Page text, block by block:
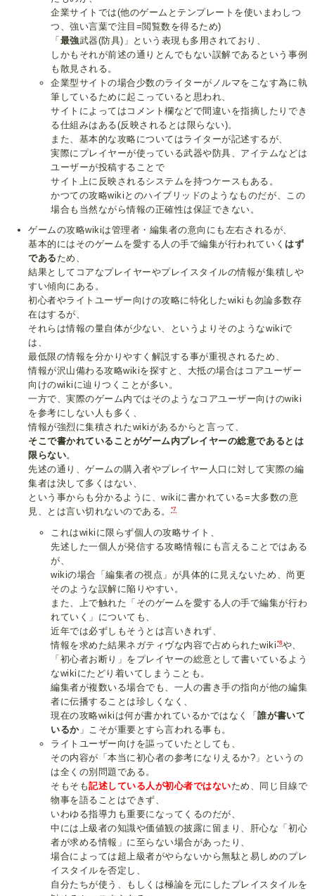
企業サイトでは(他のゲームとテンプレートを使いまわしつ
つ、強い言葉で注目=閲覧数を得るため)
「 最強武器(防具)」という表現も多用されており、
しかもそれが前述の通りとんでもない誤解であるという事例
も散見される。
企業型サイトの場合少数のライターがノルマをこなす為に執
筆しているために起こっていると思われ、
サイトによってはコメント欄などで間違いを指摘したりでき
る仕組みはある(反映されるとは限らない)。
また、基本的な攻略についてはライターが記述するが、
実際にプレイヤーが使っている武器や防具、アイテムなどは
ユーザーが投稿することで
サイト上に反映されるシステムを持つケースもある。
かつての攻略wikiとのハイブリッドのようなものだが、この
場合も当然ながら情報の正確性は保証できない。
ゲームの攻略wikiは管理者・編集者の意向にも左右されるが、
基本的にはそのゲームを愛する人の手で編集が行われていく はず
である ため、
結果としてコアなプレイヤーやプレイスタイルの情報が集積しや
すい傾向にある。
初心者やライトユーザー向けの攻略に特化したwikiも勿論多数存
在はするが、
それらは情報の量自体が少ない、というよりそのようなwikiで
は、
最低限の情報を分かりやすく解説する事が重視されるため、
情報が沢山備わる攻略wikiを探すと、大抵の場合はコアユーザー
向けのwikiに辿りつくことが多い。
一方で、実際のゲーム内ではそのようなコアユーザー向けのwiki
を参考にしない人も多く、
情報が強烈に集積されたwikiがあるからと言って、
そこで書かれていることがゲーム内プレイヤーの総意であるとは
限らない。
先述の通り、ゲームの購入者やプレイヤー人口に対して実際の編
集者は決して多くはない、
という事からも分かるように、wikiに書かれている=大多数の意
見、とは言い切れないのである。
*7
これはwikiに限らず個人の攻略サイト、
先述した一個人が発信する攻略情報にも言えることではある
が、
wikiの場合「編集者の視点」が具体的に見えないため、尚更
そのような誤解に陥りやすい。
また、上で触れた「そのゲームを愛する人の手で編集が行わ
れていく」についても、
近年では必ずしもそうとは言いきれず、
情報を求めた結果ネガティヴな内容で占められたwiki*8や、
「初心者お断り」をプレイヤーの総意として書いているよう
なwikiにたどり着いてしまうことも。
編集者が複数いる場合でも、一人の書き手の指向が他の編集
者に伝播することは珍しくなく、
現在の攻略wikiは何が書かれているかではなく「誰が書いて
いるか」こそが重要とすら言われる事も。
ライトユーザー向けを謳っていたとしても、
その内容が「本当に初心者の参考になりえるか?」というの
は全くの別問題である。
そもそも記述している人が初心者ではないため、同じ目線で
物事を語ることはできず、
いわゆる指導力も重要になってくるのだが、
中には上級者の知識や価値観の披露に留まり、肝心な「初心
者が求める情報」に至らない場合があったり、
場合によっては超上級者がやらないから無駄と易しめのプレ
イスタイルを否定し、
自分たちが使う、もしくは極論を元にしたプレイスタイルを